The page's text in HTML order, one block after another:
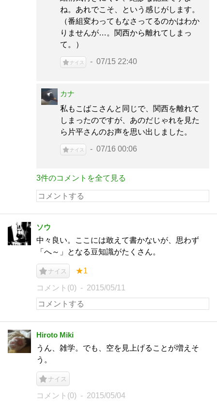
ね。あれでこそ、という感じがします。
（番組変わってもなさってるのかはわか
りませんが…。関西から離れてしまっ
て。）
ナイス 07/15 22:40
カナ
私もこばこさんと同じで、関西を離れて
しまったのですが、あのだじゃれを見た
ら片平さんのお声を思い出しました。
ナイス 07/16 00:06
3件のコメントを全て見る
ソウ
中々良い。ここには敢えて書かないが、思わず
「へ～」となる豆知識がたくさん。
ナイス ★1
コメント(0) 2015/05/11
Hiroto Miki
うん、雑学。でも、空を見上げることが増えそ
う。
ナイス
コメント(0) 2015/05/04